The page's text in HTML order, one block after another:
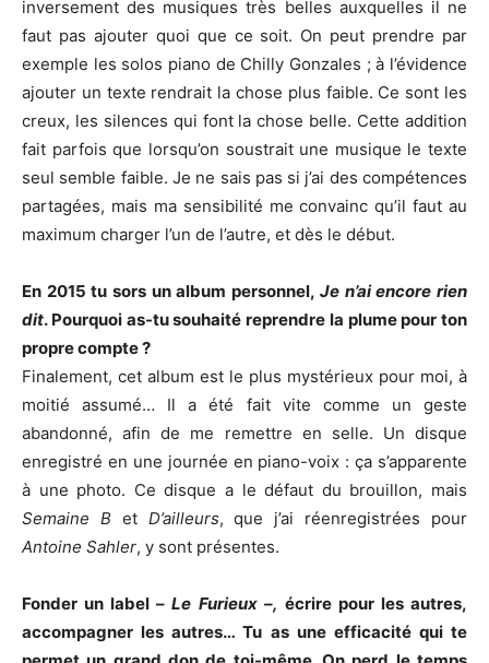
inversement des musiques très belles auxquelles il ne
faut pas ajouter quoi que ce soit. On peut prendre par
exemple les solos piano de Chilly Gonzales ; à l’évidence
ajouter un texte rendrait la chose plus faible. Ce sont les
creux, les silences qui font la chose belle. Cette addition
fait parfois que lorsqu’on soustrait une musique le texte
seul semble faible. Je ne sais pas si j’ai des compétences
partagées, mais ma sensibilité me convainc qu’il faut au
maximum charger l’un de l’autre, et dès le début.
En 2015 tu sors un album personnel, Je n’ai encore rien
dit. Pourquoi as-tu souhaité reprendre la plume pour ton
propre compte ?
Finalement, cet album est le plus mystérieux pour moi, à
moitié assumé… Il a été fait vite comme un geste
abandonné, afin de me remettre en selle. Un disque
enregistré en une journée en piano-voix : ça s’apparente
à une photo. Ce disque a le défaut du brouillon, mais
Semaine B et D’ailleurs, que j’ai réenregistrées pour
Antoine Sahler, y sont présentes.
Fonder un label –Le Furieux –, écrire pour les autres,
accompagner les autres… Tu as une efficacité qui te